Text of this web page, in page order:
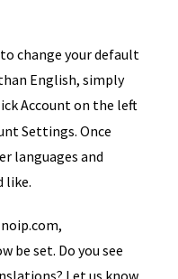
change your default
English, simply
Account on the left
Settings. Once
languages and
like.
be set. Do you see
Let us know